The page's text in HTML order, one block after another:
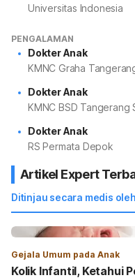
Universitas Indonesia
PENGALAMAN
Dokter Anak
KMNC Graha
Dokter Anak
KMNC BSD Tangerang
Dokter Anak
RS Permata Depok
Artikel Expert
Ditinjau secara medis
Gejala Umum pada Anak
Kolik Infantil, Ketahui